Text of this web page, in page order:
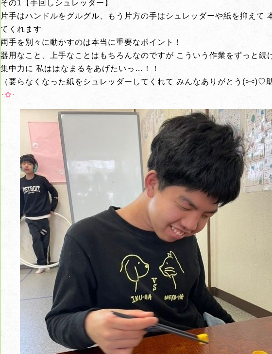
その1【手回しシュレッダー】
片手はハンドルをグルグル、もう片方の手はシュレッダーや紙を抑えて
てくれます
両手を別々に動かすのは本当に重要なポイント！
器用なこと、上手なことはもちろんなのですが こういう作業をずっと続
集中力に 私ははなまるをあげたいっ…！！
（要らなくなった紙をシュレッダーしてくれて みんなありがとう(><)♡
･︎✿･